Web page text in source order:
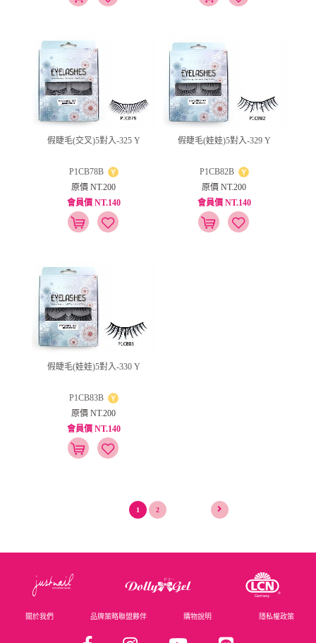
假睫毛(交叉)5對入-325 Y
P1CB78B
原價 NT.200
會員價 NT.140
假睫毛(娃娃)5對入-329 Y
P1CB82B
原價 NT.200
會員價 NT.140
假睫毛(娃娃)5對入-330 Y
P1CB83B
原價 NT.200
會員價 NT.140
1 2
關於我們 品牌策略聯盟夥伴 購物說明 隱私權政策